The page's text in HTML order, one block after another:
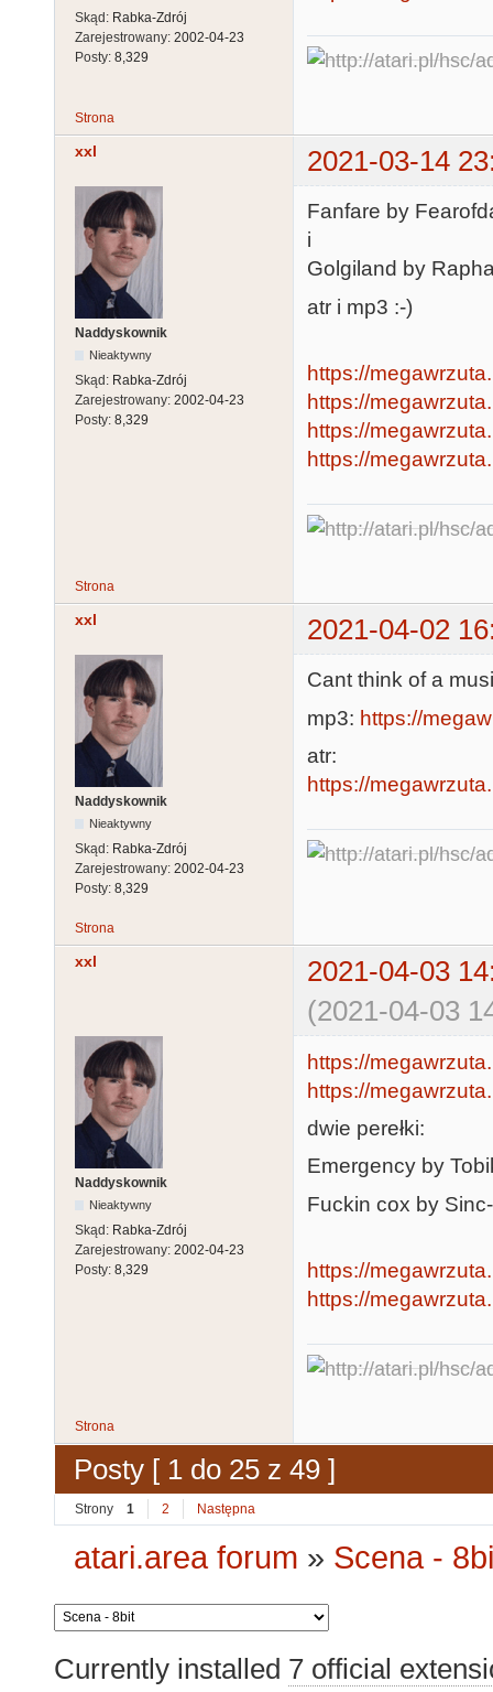
Skąd: Rabka-Zdrój
Zarejestrowany: 2002-04-23
Posty: 8,329
Strona
xxl 2021-03-14
Naddyskownik
Nieaktywny
Skąd: Rabka-Zdrój
Zarejestrowany: 2002-04-23
Posty: 8,329
Fanfare by
i
Golgiland by
atr i mp3 :-)
https://
https://
https://
https://
Strona
xxl 2021-04-02
Naddyskownik
Nieaktywny
Skąd: Rabka-Zdrój
Zarejestrowany: 2002-04-23
Posty: 8,329
Cant think of a
mp3: https://
atr:
https://
Strona
xxl
2021-04-03
(2021-04-03
Naddyskownik
Nieaktywny
Skąd: Rabka-Zdrój
Zarejestrowany: 2002-04-23
Posty: 8,329
https://
https://
dwie perełki:
Emergency by
Fuckin cox by
https://
https://
Strona
Posty [ 1 do 25 z 49 ]
Strony 1 2 Następna
atari.area forum » Scena -
Currently installed 7 official